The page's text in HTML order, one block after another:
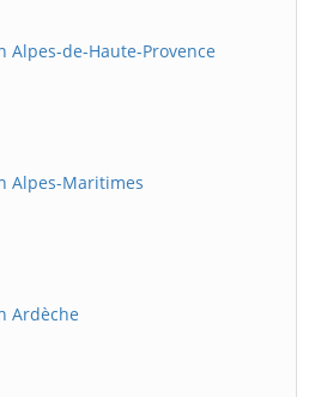
Alpes-de-Haute-Provence
Alpes-Maritimes
Ardèche